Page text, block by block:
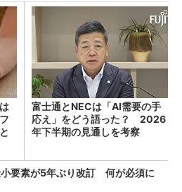
富士通とNECは「AI需要の手
応え」をどう語った？ 2026
年下半期の見通しを考察
要素が5年ぶり改訂 何が必須に